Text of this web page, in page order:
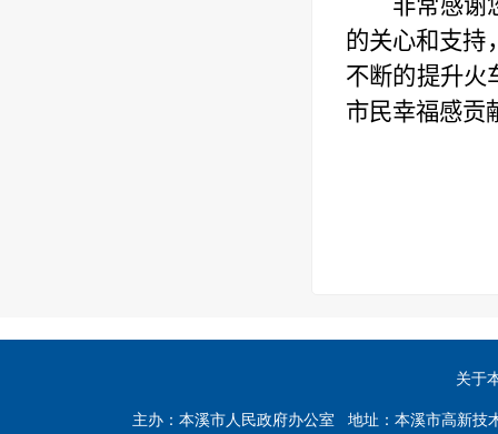
非常感谢
的关心和支持
不断的提升火
市民幸福感贡
关于
主办：本溪市人民政府办公室 地址：本溪市高新